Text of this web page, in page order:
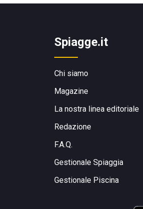
Spiagge.it
Chi siamo
Magazine
La nostra linea editoriale
Redazione
F.A.Q.
Gestionale Spiaggia
Gestionale Piscina